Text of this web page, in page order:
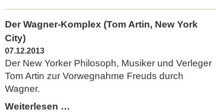
Über
Robert
"Religion
Human
Der Wagner-Komplex (Tom Artin, New York
City)
07.12.2013
Der New Yorker Philosoph, Musiker und Verleger
Tom Artin zur Vorwegnahme Freuds durch
Wagner.
Weiterlesen …